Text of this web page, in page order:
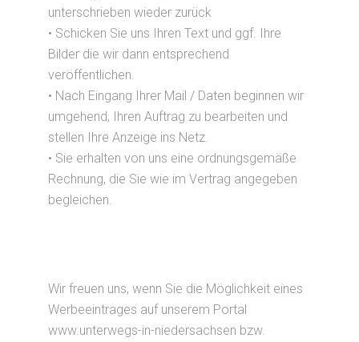
unterschrieben wieder zurück
• Schicken Sie uns Ihren Text und ggf. Ihre
Bilder die wir dann entsprechend
veröffentlichen.
• Nach Eingang Ihrer Mail / Daten beginnen wir
umgehend, Ihren Auftrag zu bearbeiten und
stellen Ihre Anzeige ins Netz.
• Sie erhalten von uns eine ordnungsgemäße
Rechnung, die Sie wie im Vertrag angegeben
begleichen.
Wir freuen uns, wenn Sie die Möglichkeit eines
Werbeeintrages auf unserem Portal
www.unterwegs-in-niedersachsen bzw.